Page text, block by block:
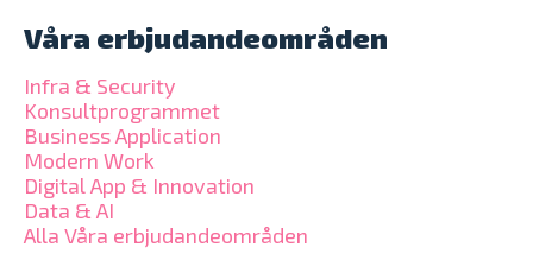
Våra erbjudandeområden
Infra & Security
Konsultprogrammet
Business Application
Modern Work
Digital App & Innovation
Data & AI
Alla Våra erbjudandeområden